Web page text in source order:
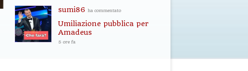
sumi86 ha commentato
Umiliazione pubblica per
Amadeus
5 ore fa